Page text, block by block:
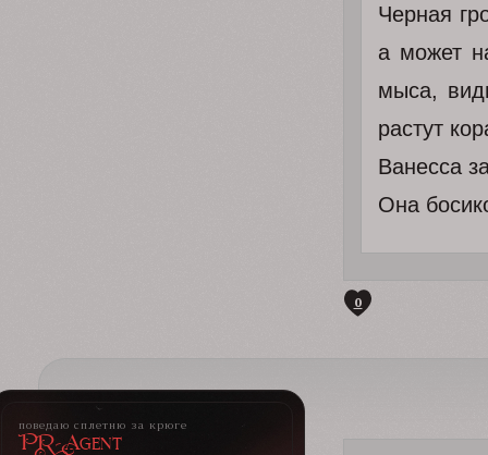
Черная
а может
мыса,
растут
Ванесса
Она
0
поведаю сплетню за крюге
PR-Agent